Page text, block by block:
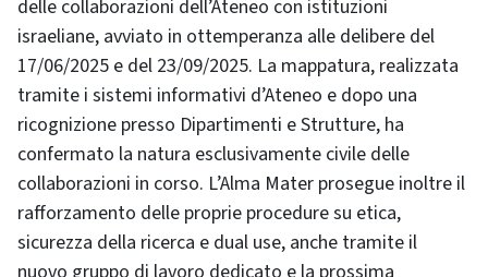
delle collaborazioni dell’Ateneo con istituzioni
israeliane, avviato in ottemperanza alle delibere del
17/06/2025 e del 23/09/2025. La mappatura, realizzata
tramite i sistemi informativi d’Ateneo e dopo una
ricognizione presso Dipartimenti e Strutture, ha
confermato la natura esclusivamente civile delle
collaborazioni in corso. L’Alma Mater prosegue inoltre il
rafforzamento delle proprie procedure su etica,
sicurezza della ricerca e dual use, anche tramite il